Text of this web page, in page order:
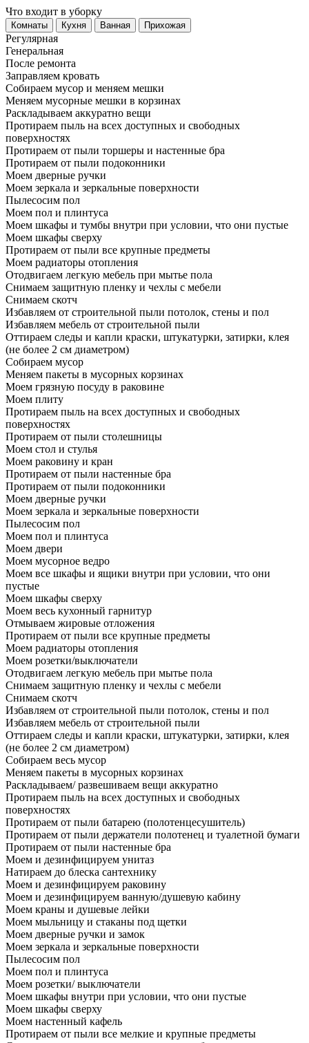
Что входит в уборку
Регу­лярная
Гене­ральная
После ремонта
Заправляем кровать
Собираем мусор и меняем мешки
Меняем мусорные мешки в корзинах
Раскладываем аккуратно вещи
Протираем пыль на всех доступных и свободных
поверхностях
Протираем от пыли торшеры и настенные бра
Протираем от пыли подоконники
Моем дверные ручки
Моем зеркала и зеркальные поверхности
Пылесосим пол
Моем пол и плинтуса
Моем шкафы и тумбы внутри при условии, что они пустые
Моем шкафы сверху
Протираем от пыли все крупные предметы
Моем радиаторы отопления
Отодвигаем легкую мебель при мытье пола
Снимаем защитную пленку и чехлы с мебели
Снимаем скотч
Избавляем от строительной пыли потолок, стены и пол
Избавляем мебель от строительной пыли
Оттираем следы и капли краски, штукатурки, затирки, клея
(не более 2 см диаметром)
Собираем мусор
Меняем пакеты в мусорных корзинах
Моем грязную посуду в раковине
Моем плиту
Протираем пыль на всех доступных и свободных
поверхностях
Протираем от пыли столешницы
Моем стол и стулья
Моем раковину и кран
Протираем от пыли настенные бра
Протираем от пыли подоконники
Моем дверные ручки
Моем зеркала и зеркальные поверхности
Пылесосим пол
Моем пол и плинтуса
Моем двери
Моем мусорное ведро
Моем все шкафы и ящики внутри при условии, что они
пустые
Моем шкафы сверху
Моем весь кухонный гарнитур
Отмываем жировые отложения
Протираем от пыли все крупные предметы
Моем радиаторы отопления
Моем розетки/выключатели
Отодвигаем легкую мебель при мытье пола
Снимаем защитную пленку и чехлы с мебели
Снимаем скотч
Избавляем от строительной пыли потолок, стены и пол
Избавляем мебель от строительной пыли
Оттираем следы и капли краски, штукатурки, затирки, клея
(не более 2 см диаметром)
Собираем весь мусор
Меняем пакеты в мусорных корзинах
Раскладываем/ развешиваем вещи аккуратно
Протираем пыль на всех доступных и свободных
поверхностях
Протираем от пыли батарею (полотенцесушитель)
Протираем от пыли держатели полотенец и туалетной бумаги
Протираем от пыли настенные бра
Моем и дезинфицируем унитаз
Натираем до блеска сантехнику
Моем и дезинфицируем раковину
Моем и дезинфицируем ванную/душевую кабину
Моем краны и душевые лейки
Моем мыльницу и стаканы под щетки
Моем дверные ручки и замок
Моем зеркала и зеркальные поверхности
Пылесосим пол
Моем пол и плинтуса
Моем розетки/ выключатели
Моем шкафы внутри при условии, что они пустые
Моем шкафы сверху
Моем настенный кафель
Протираем от пыли все мелкие и крупные предметы